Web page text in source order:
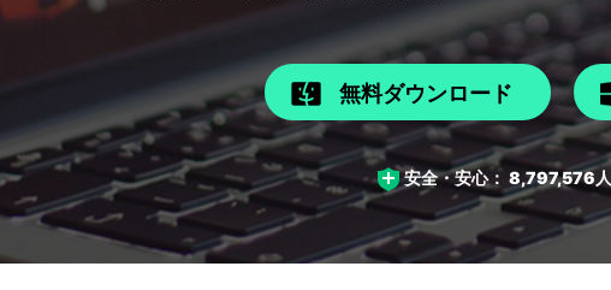
無料ダウンロード
安全・安心：8,797,576